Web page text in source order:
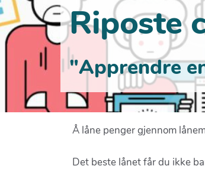
Riposte
"Apprendre
Å låne penger gjennom
Det beste lånet får du ikke